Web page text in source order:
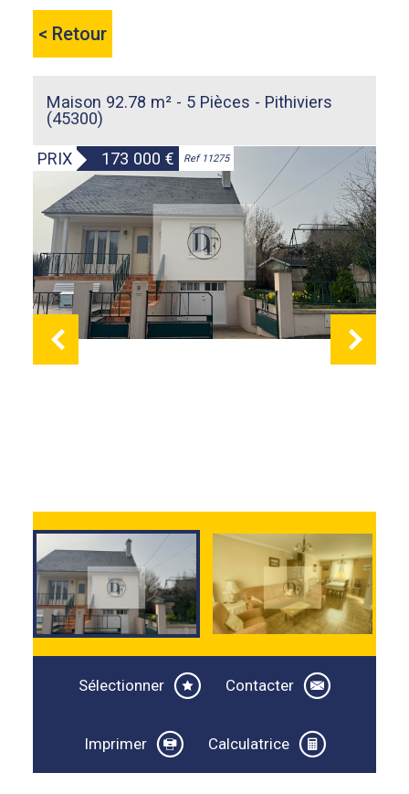
< Retour
Maison 92.78 m² - 5 Pièces - Pithiviers
(45300)
PRIX 173 000 € Ref 11275
Sélectionner Contacter
Imprimer Calculatrice